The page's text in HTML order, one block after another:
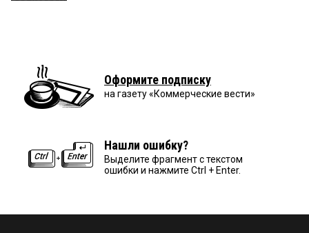
Оформите подписку
на газету «Коммерческие вести»
Нашли ошибку?
Выделите фрагмент с текстом
ошибки и нажмите Ctrl + Enter.